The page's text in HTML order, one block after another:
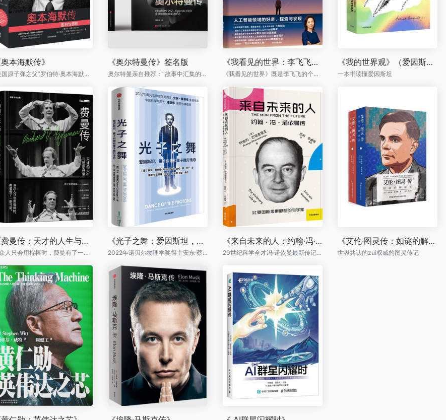
奥本海默传》
“美国原子弹之父”罗伯特·奥本海默完整传记，电影《奥本海默》灵感来源
《奥尔特曼传》签名版
奥尔特曼亲自推荐：“故事中汇集的详尽资料让我印象深刻。我现在太忙了，等我退休以后，我很愿意参与这部传记的后半部分。”
《我看见的世界：李飞飞自传》
《我看见的世界》既是李飞飞的个人史，也是一部波澜壮阔、跌宕起伏的人工智能发展史。
《我的世界观》（爱因斯坦本人著作）
一本书读懂爱因斯坦
《费曼传：天才的人生与思想世界》
当众人只会用棍棒时，费曼有了一副弓箭
《光子之舞：爱因斯坦，量子纠缠和量子隐形传态》
2022年诺贝尔物理学奖得主安东·蔡林格作品
《来自未来的人：约翰·冯·诺依曼传》
20世纪科学全才冯·诺依曼最新传记电子计算机之父、博弈论之父冯·诺依曼的开挂人生
《艾伦·图灵传：如谜的解谜者》（套装共2册）
世界共认的zui权威的图灵传记